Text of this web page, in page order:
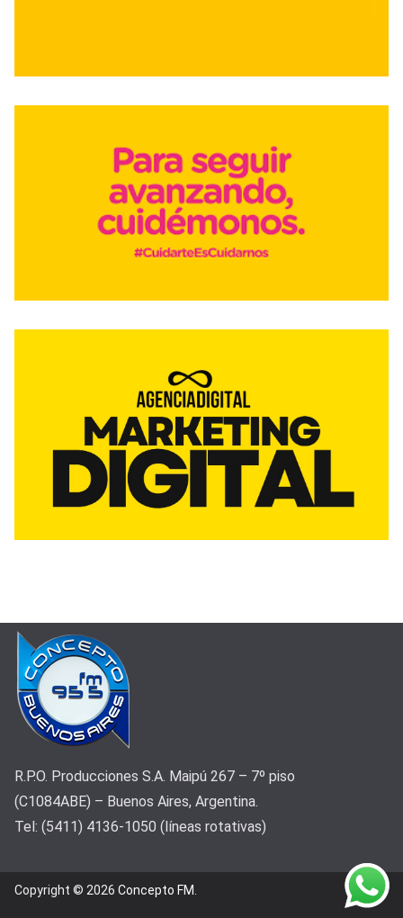
R.P.O. Producciones S.A. Maipú 267 – 7º piso
(C1084ABE) – Buenos Aires, Argentina.
Tel: (5411) 4136-1050 (líneas rotativas)
Copyright © 2026 Concepto FM